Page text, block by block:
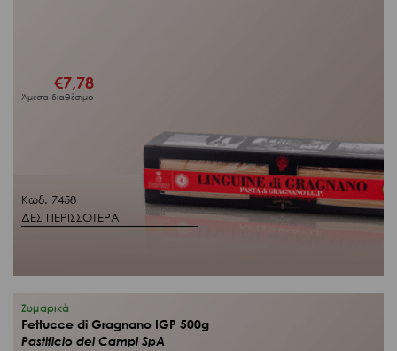
Κωδ. 7458
ΔΕΣ ΠΕΡΙΣΣΟΤΕΡΑ
€7,78
Άμεσα διαθέσιμο
Ζυμαρικά
Fettucce di Gragnano IGP 500g
Pastificio dei Campi SpA